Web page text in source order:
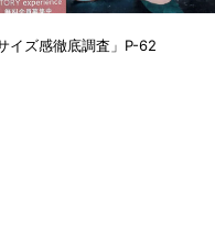
イズ感徹底調査 」P-62